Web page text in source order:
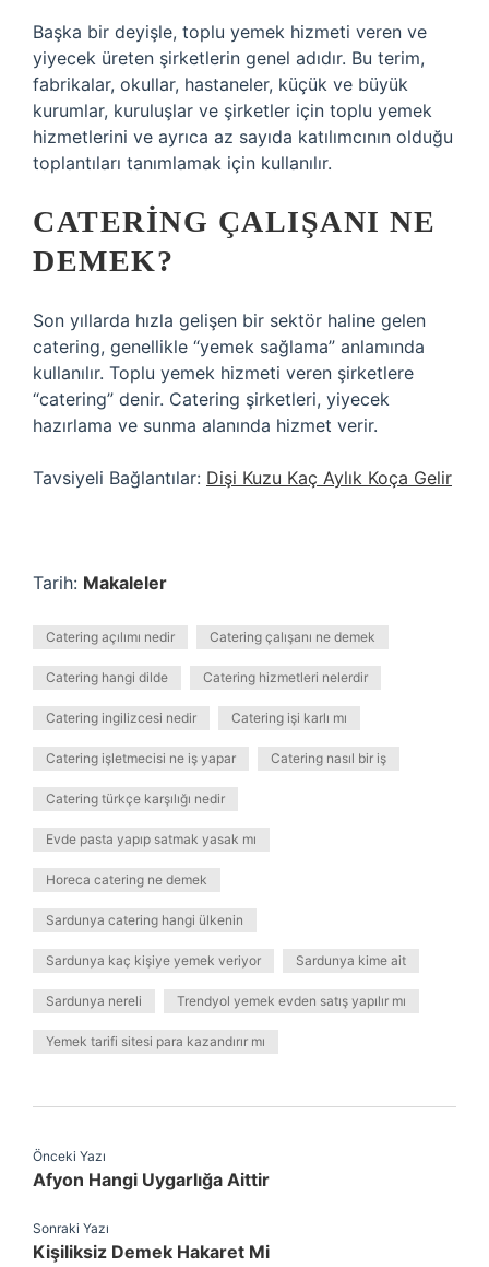
Başka bir deyişle, toplu yemek hizmeti veren ve
yiyecek üreten şirketlerin genel adıdır. Bu terim,
fabrikalar, okullar, hastaneler, küçük ve büyük
kurumlar, kuruluşlar ve şirketler için toplu yemek
hizmetlerini ve ayrıca az sayıda katılımcının olduğu
toplantıları tanımlamak için kullanılır.
CATERING ÇALIŞANI NE
DEMEK?
Son yıllarda hızla gelişen bir sektör haline gelen
catering, genellikle “yemek sağlama” anlamında
kullanılır. Toplu yemek hizmeti veren şirketlere
“catering” denir. Catering şirketleri, yiyecek
hazırlama ve sunma alanında hizmet verir.
Tavsiyeli Bağlantılar: Dişi Kuzu Kaç Aylık Koça Gelir
Tarih: Makaleler
Catering açılımı nedir Catering çalışanı ne demek
Catering hangi dilde Catering hizmetleri nelerdir
Catering ingilizcesi nedir Catering işi karlı mı
Catering işletmecisi ne iş yapar Catering nasıl bir iş
Catering türkçe karşılığı nedir
Evde pasta yapıp satmak yasak mı
Horeca catering ne demek
Sardunya catering hangi ülkenin
Sardunya kaç kişiye yemek veriyor Sardunya kime ait
Sardunya nereli Trendyol yemek evden satış yapılır mı
Yemek tarifi sitesi para kazandırır mı
Önceki Yazı
Afyon Hangi Uygarlığa Aittir
Sonraki Yazı
Kişiliksiz Demek Hakaret Mi